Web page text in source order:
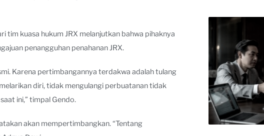
tim kuasa hukum JRX melanjutkan bahwa pihaknya
penangguhan penahanan JRX.
Karena pertimbangannya terdakwa adalah tulang
diri, tidak mengulangi perbuatanan tidak
ini,” timpal Gendo.
akan mempertimbangkan. “Tentang